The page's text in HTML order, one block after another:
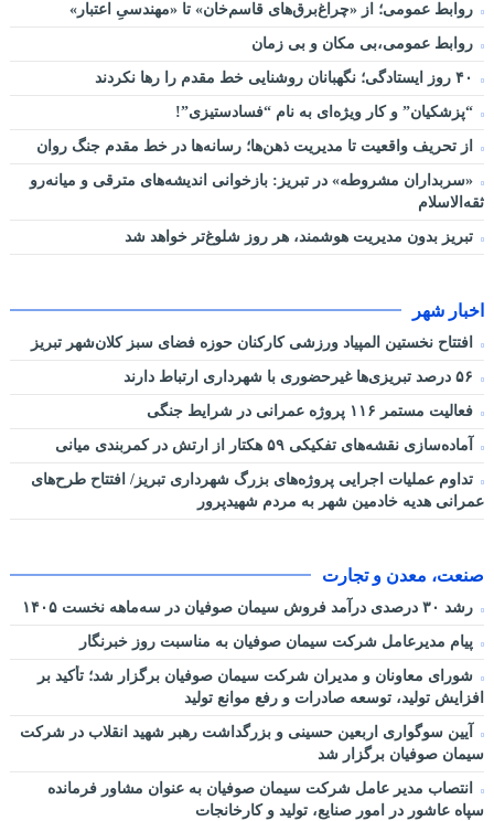
روابط عمومی؛ از «چراغ‌برق‌های قاسم‌خان» تا «مهندسیِ اعتبار»
روابط عمومی،بی مکان و بی زمان
“پزشکیان” و کار ویژه‌ای به نام “فسادستیزی”!
از تحریف واقعیت تا مدیریت ذهن‌ها؛ رسانه‌ها در خط مقدم جنگ روان
«سربداران مشروطه» در تبریز: بازخوانی اندیشه‌های مترقی و میانه‌رو
ثقه‌الاسلام
تبریز بدون مدیریت هوشمند، هر روز شلوغ‌تر خواهد شد
اخبار شهر
افتتاح نخستین المپیاد ورزشی کارکنان حوزه فضای سبز کلان‌شهر تبریز
فعالیت مستمر ۱۱۶ پروژه عمرانی در شرایط جنگی
آماده‌سازی نقشه‌های تفکیکی ۵۹ هکتار از ارتش در کمربندی میانی
تداوم عملیات اجرایی پروژه‌های بزرگ شهرداری تبریز/ افتتاح طرح‌های
عمرانی هدیه خادمین شهر به مردم شهیدپرور
صنعت، معدن و تجارت
رشد ۳۰ درصدی درآمد فروش سیمان صوفیان در سه‌ماهه نخست ۱۴۰۵
پیام مدیرعامل شرکت سیمان صوفیان به مناسبت روز خبرنگار
شورای معاونان و مدیران شرکت سیمان صوفیان برگزار شد؛ تأکید بر
افزایش تولید، توسعه صادرات و رفع موانع تولید
آیین سوگواری اربعین حسینی و بزرگداشت رهبر شهید انقلاب در شرکت
سیمان صوفیان برگزار شد
انتصاب مدیر عامل شرکت سیمان صوفیان به عنوان مشاور فرمانده
سپاه عاشور در امور صنایع، تولید و کارخانجات